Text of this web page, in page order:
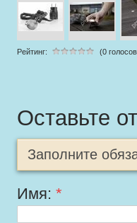
Рейтинг: (0
Оставьте
Заполните
Имя: *